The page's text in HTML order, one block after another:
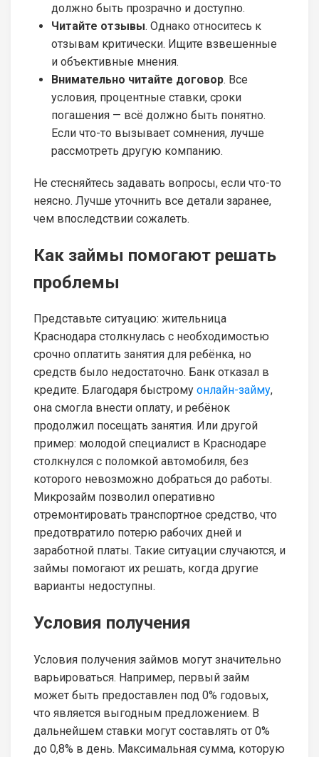
должно быть прозрачно и доступно.
Читайте отзывы. Однако относитесь к
отзывам критически. Ищите взвешенные
и объективные мнения.
Внимательно читайте договор. Все
условия, процентные ставки, сроки
погашения — всё должно быть понятно.
Если что-то вызывает сомнения, лучше
рассмотреть другую компанию.
Не стесняйтесь задавать вопросы, если что-то
неясно. Лучше уточнить все детали заранее,
чем впоследствии сожалеть.
Как займы помогают решать
проблемы
Представьте ситуацию: жительница
Краснодара столкнулась с необходимостью
срочно оплатить занятия для ребёнка, но
средств было недостаточно. Банк отказал в
кредите. Благодаря быстрому онлайн-займу,
она смогла внести оплату, и ребёнок
продолжил посещать занятия. Или другой
пример: молодой специалист в Краснодаре
столкнулся с поломкой автомобиля, без
которого невозможно добраться до работы.
Микрозайм позволил оперативно
отремонтировать транспортное средство, что
предотвратило потерю рабочих дней и
заработной платы. Такие ситуации случаются, и
займы помогают их решать, когда другие
варианты недоступны.
Условия получения
Условия получения займов могут значительно
варьироваться. Например, первый займ
может быть предоставлен под 0% годовых,
что является выгодным предложением. В
дальнейшем ставки могут составлять от 0%
до 0,8% в день. Максимальная сумма, которую